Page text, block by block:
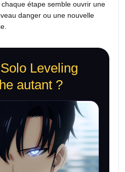
étape semble ouvrir une
danger ou une nouvelle
Leveling
autant ?